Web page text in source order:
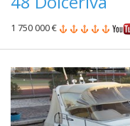
1 750 000 €